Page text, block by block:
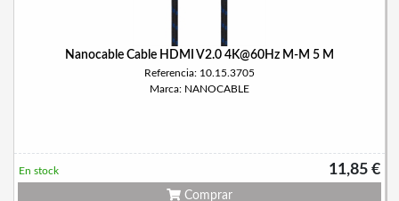
Nanocable Cable HDMI V2.0 4K@60Hz M-M 5 M
Referencia: 10.15.3705
Marca: NANOCABLE
11,85 €
En stock
Comprar